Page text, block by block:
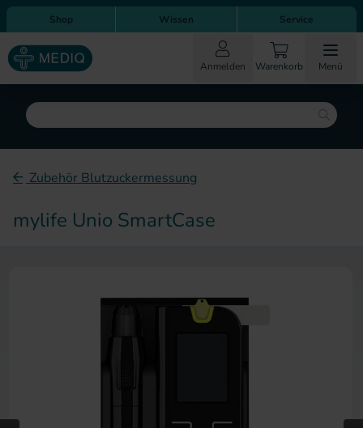
Direkt zum Inhalt
Direkt zur Hauptnavigation
Shop Wissen Service
Anmelden Warenkorb Menü
Suche
Zubehör Blutzuckermessung
mylife Unio SmartCase